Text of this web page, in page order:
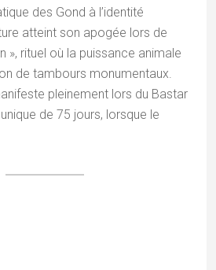
des Gond à l’identité
atteint son apogée lors de
», rituel où la puissance animale
de tambours monumentaux.
pleinement lors du Bastar
de 75 jours, lorsque le